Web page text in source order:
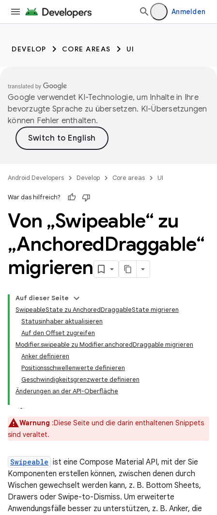
Anmelden
DEVELOP CORE AREAS UI
Google verwendet KI-Technologie, um Inhalte in Ihre
bevorzugte Sprache zu übersetzen. KI-Übersetzungen
können Fehler enthalten.
Android Developers Develop Core areas UI
War das hilfreich?
Von „Swipeable“ zu
„AnchoredDraggable“
migrieren
Auf dieser Seite
SwipeableState zu AnchoredDraggableState migrieren
Statusinhaber aktualisieren
Auf den Offset zugreifen
Modifier.swipeable zu Modifier.anchoredDraggable migrieren
Anker definieren
Positionsschwellenwerte definieren
Geschwindigkeitsgrenzwerte definieren
Änderungen an der API-Oberfläche
Warnung :Diese Seite und die darin enthaltenen Snippets
sind veraltet.
Swipeable ist eine Compose Material API, mit der Sie
Komponenten erstellen können, zwischen denen durch
Wischen gewechselt werden kann, z. B. Bottom Sheets,
Drawers oder Swipe-to-Dismiss. Um erweiterte
Anwendungsfälle besser zu unterstützen, z. B. Anker, die